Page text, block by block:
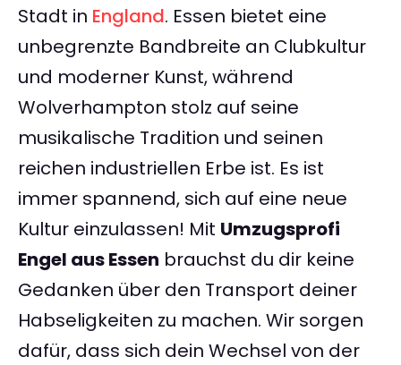
Stadt in England. Essen bietet eine
unbegrenzte Bandbreite an Clubkultur
und moderner Kunst, während
Wolverhampton stolz auf seine
musikalische Tradition und seinen
reichen industriellen Erbe ist. Es ist
immer spannend, sich auf eine neue
Kultur einzulassen! Mit Umzugsprofi
Engel aus Essen brauchst du dir keine
Gedanken über den Transport deiner
Habseligkeiten zu machen. Wir sorgen
dafür, dass sich dein Wechsel von der